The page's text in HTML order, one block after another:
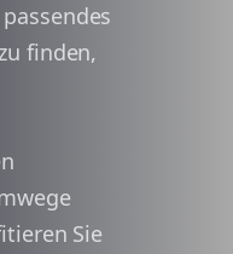
finden,
Sie